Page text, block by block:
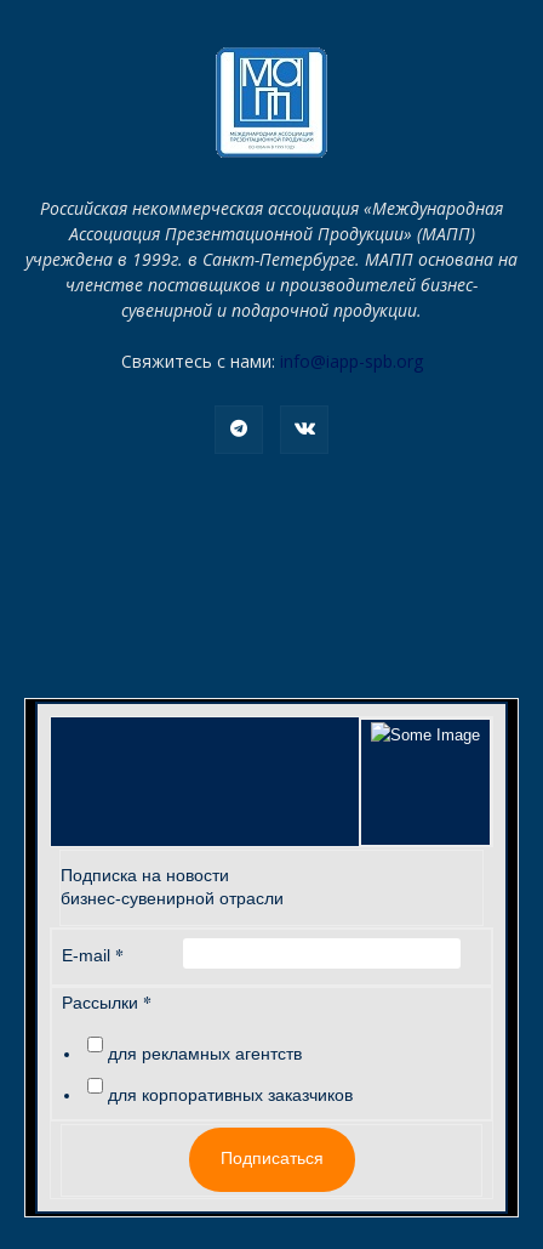
Российская некоммерческая ассоциация «Международная
Ассоциация Презентационной Продукции» (МАПП)
учреждена в 1999г. в Санкт-Петербурге. МАПП основана на
членстве поставщиков и производителей бизнес-
сувенирной и подарочной продукции.
Свяжитесь с нами: info@iapp-spb.org
Подписка на новости
бизнес-сувенирной отрасли
E-mail *
Рассылки *
для рекламных агентств
для корпоративных заказчиков
Подписаться